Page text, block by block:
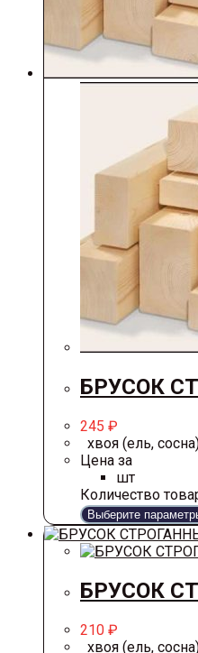
БРУСОК
245 ₽
хвоя (ель,
Цена за
шт
Количество
Выберите
БРУСОК
210 ₽
хвоя (ель,